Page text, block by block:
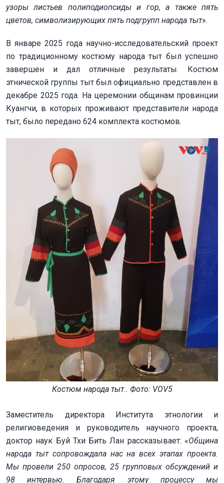
узоры листьев полиподиопсиды и гор, а также пять
цветов, символизирующих пять подгрупп народа тыт».
В январе 2025 года научно-исследовательский проект
по традиционному костюму народа тыт был успешно
завершен и дал отличные результаты. Костюм
этнической группы тыт был официально представлен в
декабре 2025 года. На церемонии общинам провинции
Куангчи, в которых проживают представители народа
тыт, было передано 624 комплекта костюмов.
Костюм народа тыт.. Фото: VOV5
Заместитель директора Института этнологии и
религиоведения и руководитель научного проекта,
доктор наук Буй Тхи Бить Лан рассказывает: «Община
народа тыт сопровождала нас на всех этапах проекта.
Мы провели 250 опросов, 25 групповых обсуждений и
98 интервью. Благодаря этому процессу мы